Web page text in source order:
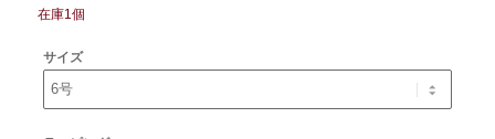
在庫1個
サイズ